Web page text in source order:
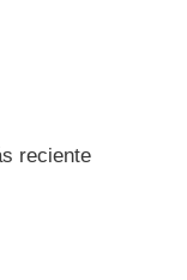
reciente